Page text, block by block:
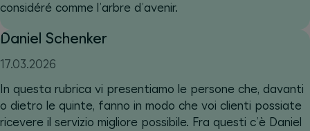
considéré comme l’arbre d’avenir.
Daniel Schenker
17.03.2026
In questa rubrica vi presentiamo le persone che, davanti
o dietro le quinte, fanno in modo che voi clienti possiate
ricevere il servizio migliore possibile. Fra questi c’è Daniel